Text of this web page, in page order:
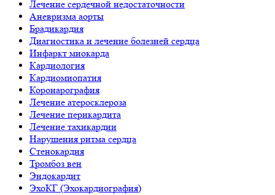
Лечение сердечной недостаточности
Аневризма аорты
Брадикардия
Диагностика и лечение болезней сердца
Инфаркт миокарда
Кардиология
Кардиомиопатия
Коронарография
Лечение атеросклероза
Лечение перикардита
Лечение тахикардии
Нарушения ритма сердца
Стенокардия
Тромбоз вен
Эндокардит
ЭхоКГ (Эхокардиография)